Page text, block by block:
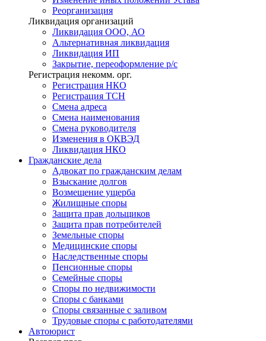
Реорганизация
Ликвидация организаций
Ликвидация ООО, АО
Альтернативная ликвидация
Ликвидация ИП
Закрытие, переоформление р/с
Регистрация некомм. орг.
Регистрация НКО
Регистрация ТСН
Смена адреса
Смена наименования
Смена руководителя
Изменения в ОКВЭД
Ликвидация НКО
Гражданские дела
Адвокат по гражданским делам
Взыскание долгов
Возмещение ущерба
Жилищные споры
Защита прав дольщиков
Защита прав потребителей
Земельные споры
Медицинские споры
Наследственные споры
Пенсионные споры
Семейные споры
Cпоры по недвижимости
Споры с банками
Споры связанные с заливом
Трудовые споры с работодателями
Автоюрист